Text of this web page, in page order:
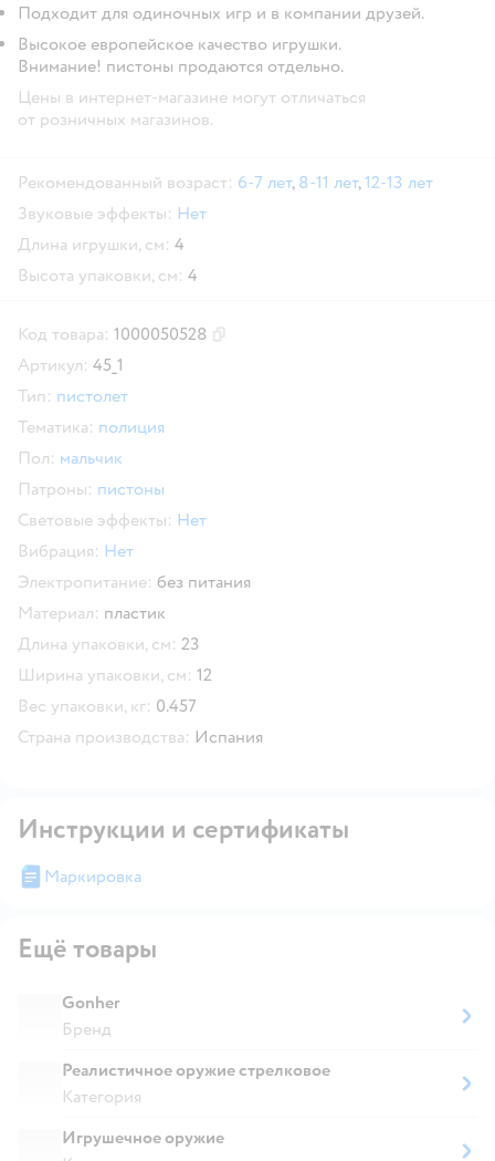
Подходит для одиночных игр и в компании друзей.
Высокое европейское качество игрушки.
Внимание! пистоны продаются отдельно.
Цены в интернет-магазине могут отличаться
от розничных магазинов.
Рекомендованный возраст: 6-7 лет, 8-11 лет,12-13 лет
Звуковые эффекты: Нет
Длина игрушки, см: 4
Высота упаковки, см: 4
Код товара: 1000050528
Артикул: 45_1
Тип: пистолет
Тематика: полиция
Пол: мальчик
Патроны: пистоны
Световые эффекты: Нет
Вибрация: Нет
Электропитание: без питания
Материал: пластик
Длина упаковки, см: 23
Ширина упаковки, см: 12
Вес упаковки, кг: 0.457
Страна производства: Испания
Инструкции и сертификаты
Маркировка
Ещё товары
Gonher
Бренд
Реалистичное оружие стрелковое
Категория
Игрушечное оружие